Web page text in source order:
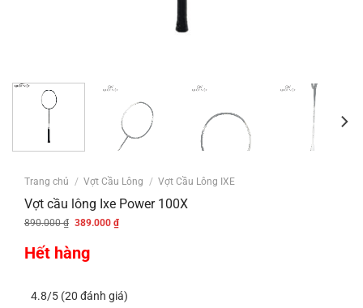
Trang chủ / Vợt Cầu Lông / Vợt Cầu Lông IXE
Vợt cầu lông Ixe Power 100X
890.000₫ Giá
890.000 ₫.
389.000 ₫Giá
hiện
Hết hàng
4.8/5 (20 đánh giá)